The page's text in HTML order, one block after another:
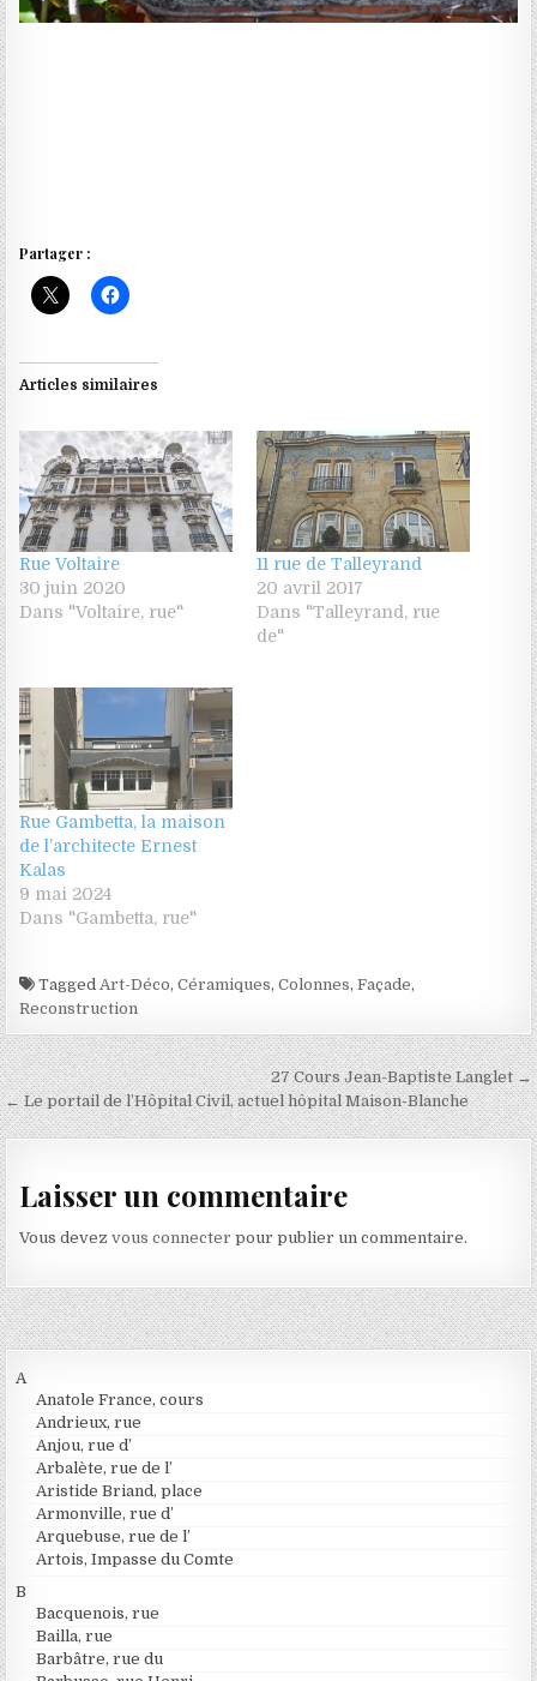
Partager :
Articles similaires
Rue Voltaire
30 juin 2020
Dans "Voltaire, rue"
11 rue de Talleyrand
20 avril 2017
Dans "Talleyrand, rue
de"
Rue Gambetta, la maison
de l’architecte Ernest
Kalas
9 mai 2024
Dans "Gambetta, rue"
Tagged Art-Déco,Céramiques,Colonnes,Façade,
Reconstruction
Navigation de l’article27 Cours Jean-Baptiste Langlet →
← Le portail de l’Hôpital Civil, actuel hôpital Maison-Blanche
Laisser un commentaire
Vous devezvous connecter pour publier un commentaire.
A
Anatole France, cours
Andrieux, rue
Anjou, rue d’
Arbalète, rue de l’
Aristide Briand, place
Armonville, rue d’
Arquebuse, rue de l’
Artois, Impasse du Comte
B
Bacquenois, rue
Bailla, rue
Barbâtre, rue du